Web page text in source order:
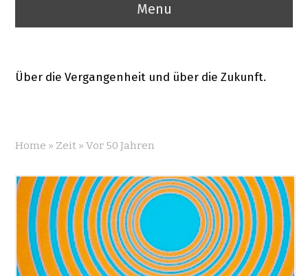
Menu
Über die Vergangenheit und über die Zukunft.
Home » Zeit » Vor 50 Jahren